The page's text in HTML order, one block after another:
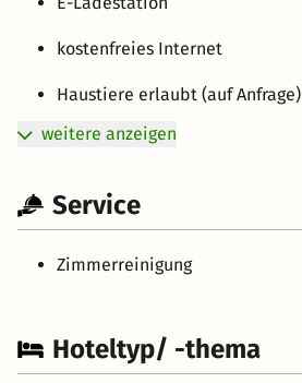
kostenfreies Internet
Haustiere erlaubt (auf Anfrage)
weitere anzeigen
Service
Zimmerreinigung
Hoteltyp/ -thema